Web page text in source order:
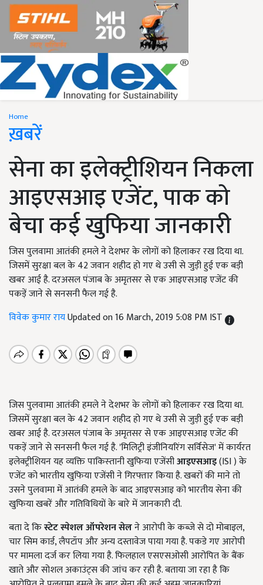
Home
ख़बरें
सेना का इलेक्ट्रीशियन निकला
आइएसआइ एजेंट, पाक को
बेचा कई खुफिया जानकारी
जिस पुलवामा आतंकी हमले ने देशभर के लोगों को हिलाकर रख दिया था.
जिसमें सुरक्षा बल के 42 जवान शहीद हो गए थे उसी से जुड़ी हुई एक बड़ी
खबर आई है. दरअसल पंजाब के अमृतसर से एक आइएसआइ एजेंट की
पकड़ें जाने से सनसनी फैल गई है.
विवेक कुमार रायUpdated on 16 March, 2019 5:08 PM IST
जिस पुलवामा आतंकी हमले ने देशभर के लोगों को हिलाकर रख दिया था.
जिसमें सुरक्षा बल के 42 जवान शहीद हो गए थे उसी से जुड़ी हुई एक बड़ी
खबर आई है. दरअसल पंजाब के अमृतसर से एक आइएसआइ एजेंट की
पकड़ें जाने से सनसनी फैल गई है. 'मिलिट्री इंजीनियरिंग सर्विसेज' में कार्यरत
इलेक्ट्रीशियन यह व्‍यक्ति पाकिस्‍तानी खुफिया एजेंसीआइएसआइ(ISI ) के
एजेंट को भारतीय खुफिया एजेंसी ने गिरफ्तार किया है. खबरों की माने तो
उसने पुलवामा में आतंकी हमले के बाद आइएसआइ को भारतीय सेना की
खुफिया खबरें और गतिविधियों के बारे में जानकारी दी.
बता दे किस्टेट स्पेशल ऑपरेशन सेलने आरोपी के कब्जे से दो मोबाइल,
चार सिम कार्ड, लैपटॉप और अन्य दस्तावेज पाया गया है. पकडे गए आरोपी
पर मामला दर्ज कर लिया गया है. फिलहाल एसएसओसी आरोपित के बैंक
खाते और सोशल अकाउंट्स की जांच कर रही है. बताया जा रहा है कि